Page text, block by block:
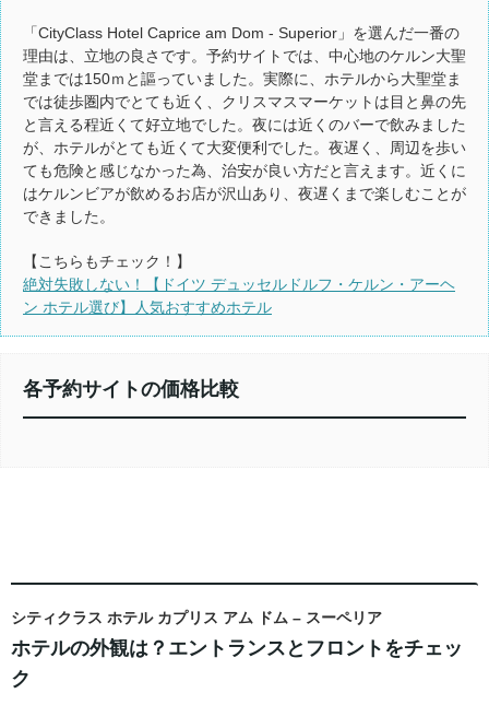
「CityClass Hotel Caprice am Dom - Superior」を選んだ一番の
理由は、立地の良さです。予約サイトでは、中心地のケルン大聖
堂までは150ｍと謳っていました。実際に、ホテルから大聖堂ま
では徒歩圏内でとても近く、クリスマスマーケットは目と鼻の先
と言える程近くて好立地でした。夜には近くのバーで飲みました
が、ホテルがとても近くて大変便利でした。夜遅く、周辺を歩い
ても危険と感じなかった為、治安が良い方だと言えます。近くに
はケルンビアが飲めるお店が沢山あり、夜遅くまで楽しむことが
できました。
【こちらもチェック！】
絶対失敗しない！【ドイツ デュッセルドルフ・ケルン・アーヘ
ン ホテル選び】人気おすすめホテル
各予約サイトの価格比較
シティクラス ホテル カプリス アム ドム – スーペリア
ホテルの外観は？エントランスとフロントをチェッ
ク